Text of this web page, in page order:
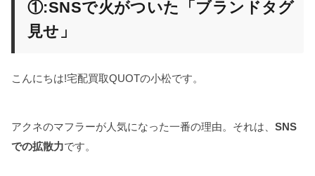
①:SNSで火がついた「ブランドタグ
見せ」
こんにちは!宅配買取QUOTの小松です。
アクネのマフラーが人気になった一番の理由。それは、 SNS
での拡散力です。